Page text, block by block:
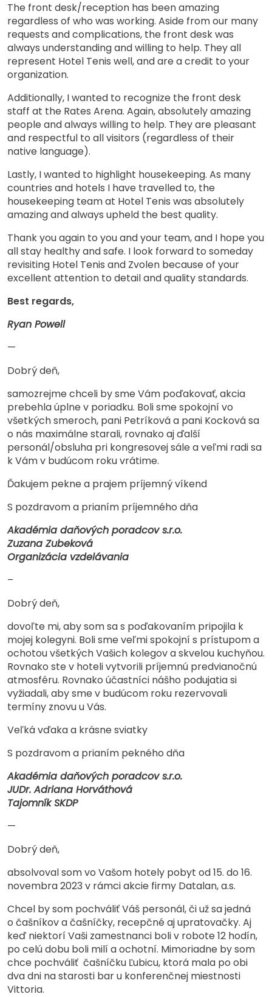
The front desk/reception has been amazing
regardless of who was working. Aside from our many
requests and complications, the front desk was
always understanding and willing to help. They all
represent Hotel Tenis well, and are a credit to your
organization.
Additionally, I wanted to recognize the front desk
staff at the Rates Arena. Again, absolutely amazing
people and always willing to help. They are pleasant
and respectful to all visitors (regardless of their
native language).
Lastly, I wanted to highlight housekeeping. As many
countries and hotels I have travelled to, the
housekeeping team at Hotel Tenis was absolutely
amazing and always upheld the best quality.
Thank you again to you and your team, and I hope you
all stay healthy and safe. I look forward to someday
revisiting Hotel Tenis and Zvolen because of your
excellent attention to detail and quality standards.
Best regards,
Ryan Powell
—
Dobrý deň,
samozrejme chceli by sme Vám poďakovať, akcia
prebehla úplne v poriadku. Boli sme spokojní vo
všetkých smeroch, pani Petríková a pani Kocková sa
o nás maximálne starali, rovnako aj ďalší
personál/obsluha pri kongresovej sále a veľmi radi sa
k Vám v budúcom roku vrátime.
Ďakujem pekne a prajem príjemný víkend
S pozdravom a prianím príjemného dňa
Akadémia daňových poradcov s.r.o.
Zuzana Zubeková
Organizácia vzdelávania
–
Dobrý deň,
dovoľte mi, aby som sa s poďakovaním pripojila k
mojej kolegyni. Boli sme veľmi spokojní s prístupom a
ochotou všetkých Vašich kolegov a skvelou kuchyňou.
Rovnako ste v hoteli vytvorili príjemnú predvianočnú
atmosféru. Rovnako účastníci nášho podujatia si
vyžiadali, aby sme v budúcom roku rezervovali
termíny znovu u Vás.
Veľká vďaka a krásne sviatky
S pozdravom a prianím pekného dňa
Akadémia daňových poradcov s.r.o.
JUDr. Adriana Horváthová
Tajomník SKDP
—
Dobrý deň,
absolvoval som vo Vašom hotely pobyt od 15. do 16.
novembra 2023 v rámci akcie firmy Datalan, a.s.
Chcel by som pochváliť Váš personál, či už sa jedná
o čašníkov a čašníčky, recepčné aj upratovačky. Aj
keď niektorí Vaši zamestnanci boli v robote 12 hodín,
po celú dobu boli milí a ochotní. Mimoriadne by som
chce pochváliť čašníčku Ľubicu, ktorá mala po obi
dva dni na starosti bar u konferenčnej miestnosti
Vittoria.